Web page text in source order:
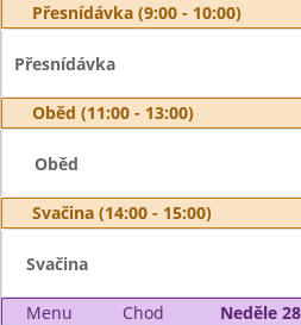
Přesnídávka (9:00 - 10:00)
Přesnídávka
Oběd (11:00 - 13:00)
Oběd
Svačina (14:00 - 15:00)
Svačina
Menu Chod
Neděle